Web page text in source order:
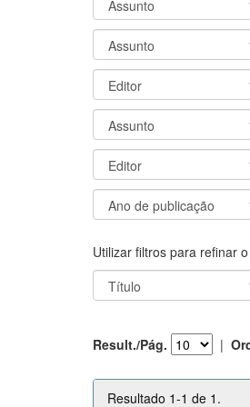
Utilizar filtros para refinar
Result./Pág. |
Resultado 1-1 de 1.